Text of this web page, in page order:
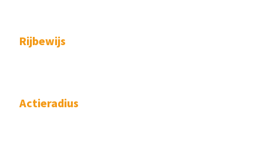
Rijbewijs
Actieradius